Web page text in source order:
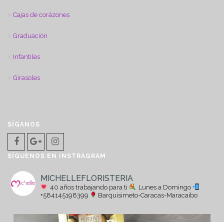
Cajas de corázones
Graduación
Infantiles
Girasoles
SÍGANOS
SÍGUENOS EN INSTRAGRAM
MICHELLEFLORISTERIA
40 años trabajando para ti
Lunes a Domingo
+584145198399
Barquisimeto-Caracas-Maracaibo